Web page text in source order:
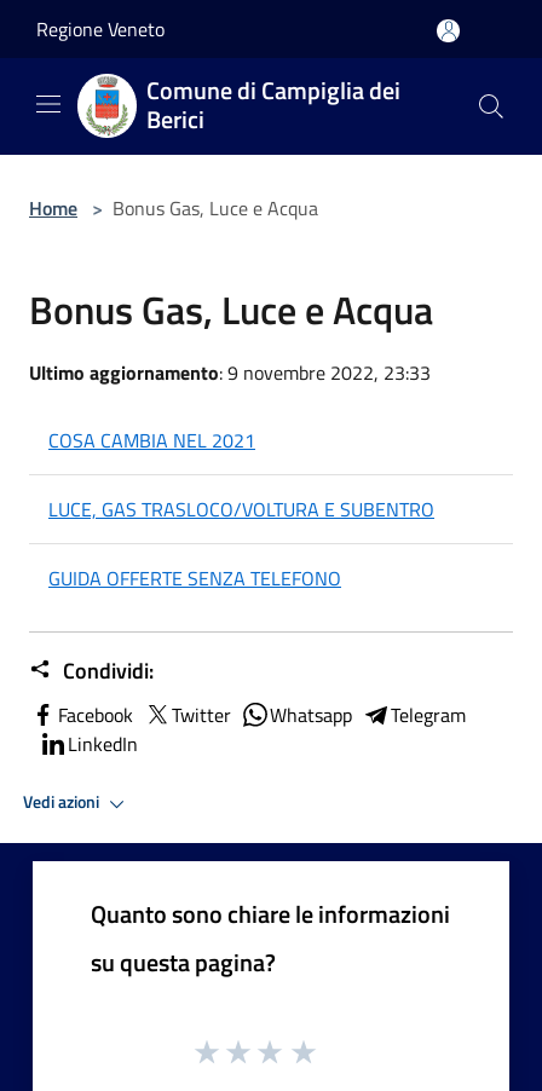
Regione Veneto
Comune di Campiglia dei
Berici
Home > Bonus Gas, Luce e Acqua
Bonus Gas, Luce e Acqua
Ultimo aggiornamento: 9 novembre 2022, 23:33
COSA CAMBIA NEL 2021
LUCE, GAS TRASLOCO/VOLTURA E SUBENTRO
GUIDA OFFERTE SENZA TELEFONO
Condividi:
Facebook Twitter Whatsapp
Telegram
LinkedIn
Vedi azioni
Quanto sono chiare le informazioni
su questa pagina?